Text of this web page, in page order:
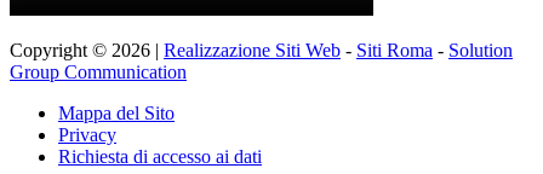
Copyright © 2026 | Realizzazione Siti Web - Siti Roma - Solution
Group Communication
Mappa del Sito
Privacy
Richiesta di accesso ai dati